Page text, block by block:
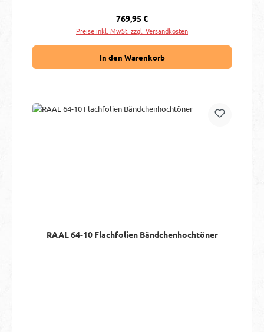
Regulärer Preis:
769,95 €
Preise inkl. MwSt. zzgl. Versandkosten
In den Warenkorb
RAAL 64-10 Flachfolien Bändchenhochtöner